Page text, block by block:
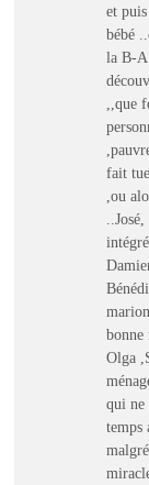
et
bébé
la B-A
,,que
fait
,ou
bonne
Olga
qui ne
temps